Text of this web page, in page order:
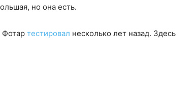
но она есть.
Фотар тестировал несколько лет назад. Здесь